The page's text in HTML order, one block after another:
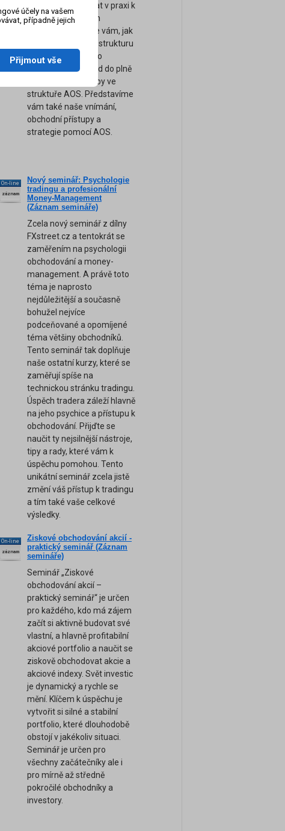
AOS reálně využívat v praxi k
dosažení ziskových
výsledků. Ukážeme vám, jak
sestavit kompletní strukturu
a logiku obchodního
systému pro převod do plně
automatické podoby ve
struktuře AOS. Představíme
vám také naše vnímání,
obchodní přístupy a
strategie pomocí AOS.
On-line
záznam
Nový seminář: Psychologie
tradingu a profesionální
Money-Management
(Záznam semináře)
Zcela nový seminář z dílny
FXstreet.cz a tentokrát se
zaměřením na psychologii
obchodování a money-
management. A právě toto
téma je naprosto
nejdůležitější a současně
bohužel nejvíce
podceňované a opomíjené
téma většiny obchodníků.
Tento seminář tak doplňuje
naše ostatní kurzy, které se
zaměřují spíše na
technickou stránku tradingu.
Úspěch tradera záleží hlavně
na jeho psychice a přístupu k
obchodování. Přijďte se
naučit ty nejsilnější nástroje,
tipy a rady, které vám k
úspěchu pomohou. Tento
unikátní seminář zcela jistě
změní váš přístup k tradingu
a tím také vaše celkové
výsledky.
On-line
záznam
Ziskové obchodování akcií -
praktický seminář (Záznam
semináře)
Seminář „Ziskové
obchodování akcií –
praktický seminář“ je určen
pro každého, kdo má zájem
začít si aktivně budovat své
vlastní, a hlavně profitabilní
akciové portfolio a naučit se
ziskově obchodovat akcie a
akciové indexy. Svět investic
je dynamický a rychle se
mění. Klíčem k úspěchu je
vytvořit si silné a stabilní
portfolio, které dlouhodobě
obstojí v jakékoliv situaci.
Seminář je určen pro
všechny začátečníky ale i
pro mírně až středně
pokročilé obchodníky a
investory.
účely na vašem
případně jejich
Přijmout vše